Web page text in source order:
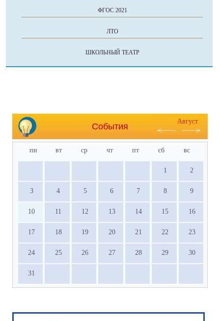
ФГОС 2021
ЛТО
ШКОЛЬНЫЙ ТЕАТР
События
Август
пн вт ср чт пт сб вс
1 2
3 4 5 6 7 8 9
10 11 12 13 14 15 16
17 18 19 20 21 22 23
24 25 26 27 28 29 30
31